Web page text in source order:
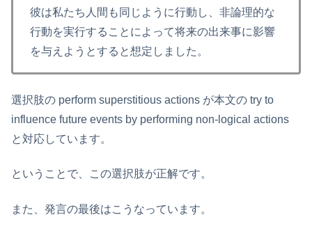
彼は私たち人間も同じように行動し、非論理的な
行動を実行することによって将来の出来事に影響
を与えようとすると想定しました。
選択肢の perform superstitious actions が本文の try to
influence future events by performing non-logical actions
と対応しています。
ということで、この選択肢が正解です。
また、発言の最後はこうなっています。